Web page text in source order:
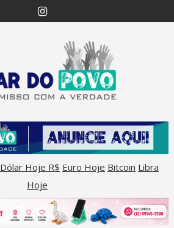
Dólar Hoje R$ Euro Hoje Bitcoin Libra
Hoje